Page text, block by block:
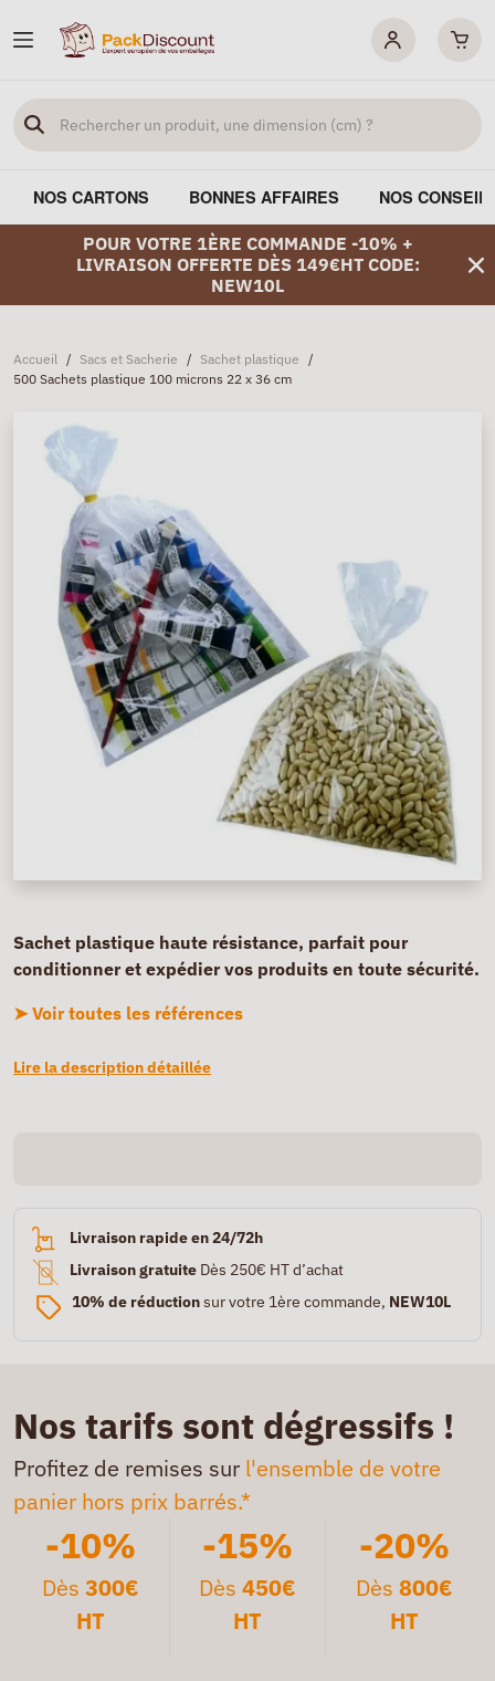
NOS CARTONS BONNES AFFAIRES NOS
POUR VOTRE 1ÈRE COMMANDE -10% +
LIVRAISON OFFERTE DÈS 149€HT CODE:
NEW10L
Accueil / Sacs et Sacherie / Sachet plastique /
500 Sachets plastique 100 microns 22 x 36 cm
Sachet plastique haute résistance, parfait pour
conditionner et expédier vos produits en toute sécurité.
➤ Voir toutes les références
Lire la description détaillée
Livraison rapide en 24/72h
Livraison gratuite Dès 250€ HT d’achat
10% de réductionsur votre 1ère commande, NEW10L
Nos tarifs sont dégressifs !
Profitez de remises sur l'ensemble de votre
panier hors prix barrés.*
-10%
Dès300€
HT
-15%
Dès 450€
HT
-20%
Dès 800€
HT